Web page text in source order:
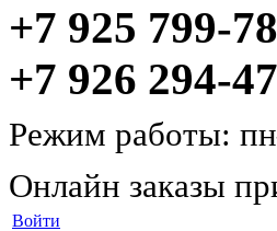
+7 925 799-
+7 926 294-
Режим работы:
Онлайн заказы
Войти